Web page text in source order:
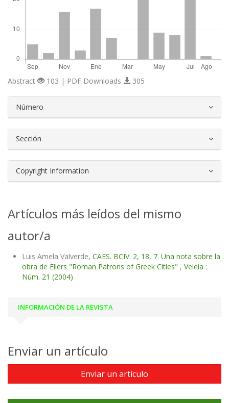
Abstract 103 | PDF Downloads 305
Número
Sección
Copyright Information
Artículos más leídos del mismo
autor/a
Luis Amela Valverde, CAES. BCIV. 2, 18, 7. Una nota sobre la
obra de Eilers "Roman Patrons of Greek Cities" , Veleia :
Núm. 21 (2004)
INFORMACIÓN DE LA REVISTA
Enviar un artículo
Enviar un artículo